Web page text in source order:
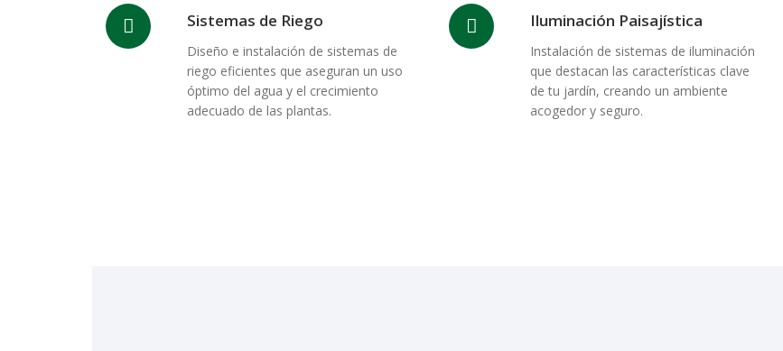
Sistemas de Riego
Diseño e instalación de sistemas de
riego eficientes que aseguran un uso
óptimo del agua y el crecimiento
adecuado de las plantas.
Iluminación Paisajística
Instalación de sistemas de iluminación
que destacan las características clave
de tu jardín, creando un ambiente
acogedor y seguro.